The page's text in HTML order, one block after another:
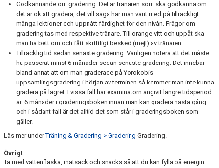
Godkännande om gradering. Det är tränaren som ska godkänna om
det är ok att gradera, det vill säga har man varit med på tillräckligt
många lektioner och uppnått färdighet för den nivån. Frågor om
gradering tas med respektive tränare. Till orange-vitt och uppåt ska
man ha bett om och fått skriftligt besked (mejl) av tränaren.
Tillräcklig tid sedan senaste gradering. Vänligen notera att det måste
ha passerat minst 6 månader sedan senaste gradering. Det innebär
bland annat att om man graderade på Yorokobis
uppsamlingsgradering i början av terminen så kommer man inte kunna
gradera på lägret. I vissa fall har examinatorn angivit längre tidsperiod
än 6 månader i graderingsboken innan man kan gradera nästa gång
och i sådant fall är det alltid det som står i graderingsboken som
gäller.
Läs mer underTräning & Gradering > Gradering Gradering.
Övrigt
Ta med vattenflaska, matsäck och snacks så att du kan fylla på energin